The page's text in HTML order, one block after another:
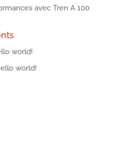
avec Tren A 100
world!
world!